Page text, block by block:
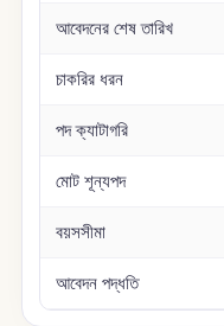
আবেদনের শেষ তারিখ
চাকরির ধরন
পদ ক্যাটাগরি
মোট শূন্যপদ
বয়সসীমা
আবেদন পদ্ধতি